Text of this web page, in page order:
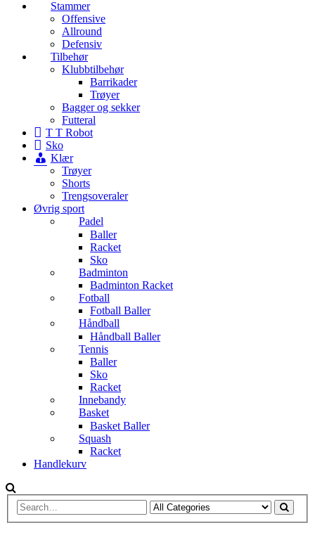
Stammer
Offensive
Allround
Defensiv
Tilbehør
Klubbtilbehør
Barrikader
Trøyer
Bagger og sekker
Futteral
T T Robot
Sko
Klær
Trøyer
Shorts
Trengsoveraler
Øvrig sport
Padel
Baller
Racket
Sko
Badminton
Badminton Racket
Fotball
Fotball Baller
Håndball
Håndball Baller
Tennis
Baller
Sko
Racket
Innebandy
Basket
Basket Baller
Squash
Racket
Handlekurv